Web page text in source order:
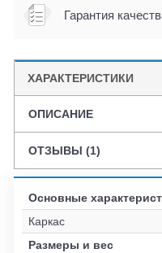
Гарантия
ХАРАКТЕРИСТИКИ
ОПИСАНИЕ
ОТЗЫВЫ (1)
Основные
Каркас
Размеры и вес